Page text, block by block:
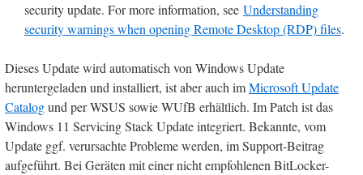
security update. For more information, see Understanding
security warnings when opening Remote Desktop (RDP) files.
Dieses Update wird automatisch von Windows Update
heruntergeladen und installiert, ist aber auch imMicrosoft Update
Catalogund per WSUS sowie WUfB erhältlich. Im Patch ist das
Windows 11 Servicing Stack Update integriert. Bekannte, vom
Update ggf. verursachte Probleme werden, im Support-Beitrag
aufgeführt. Bei Geräten mit einer nicht empfohlenen BitLocker-